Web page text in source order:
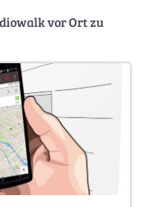
vor Ort zu